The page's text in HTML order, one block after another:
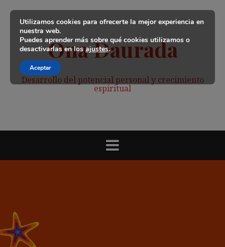
contenido
Ona Daurada
Desarrollo del potencial personal y crecimiento
espiritual
Utilizamos cookies para ofrecerte la mejor experiencia en
nuestra web.
Puedes aprender más sobre qué cookies utilizamos o
desactivarlas en losajustes.
Aceptar